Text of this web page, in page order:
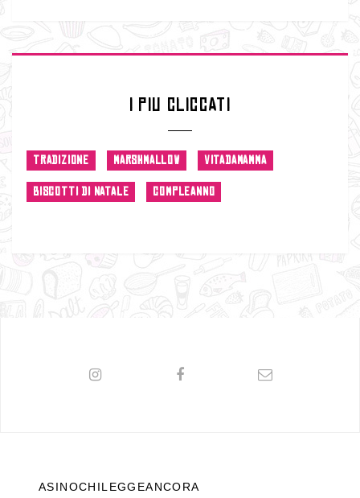
I PIU CLICCATI
TRADIZIONE MARSHMALLOW VITADAMAMMA
BISCOTTI DI NATALE COMPLEANNO
ASINOCHILEGGEANCORA